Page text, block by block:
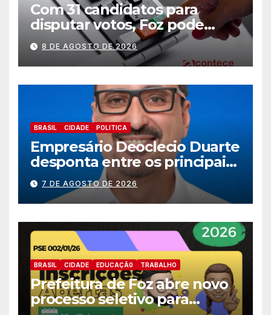
Com 31 candidatos para
disputar votos, Foz pode
perder representatividade
8 DE AGOSTO DE 2026
BRASIL CIDADE POLITICA
Empresário Deoclecio Duarte
desponta entre os principais
nomes do União Brasil para
deputado estadual
7 DE AGOSTO DE 2026
BRASIL CIDADE EDUCAÇÃ0 TRABALHO
Prefeitura de Foz abre novo
processo seletivo para